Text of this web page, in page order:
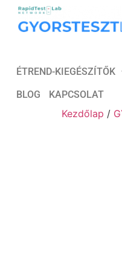
ÉTREND-KIEGÉSZÍTŐK
BLOG
KAPCSOLAT
Kezdőlap /